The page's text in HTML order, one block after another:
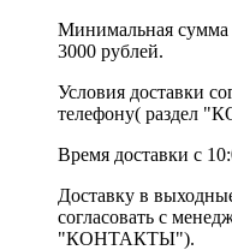
Минимальная сумма
3000 рублей.
Условия доставки
телефону( раздел
Время доставки с
Доставку в
согласовать с
"КОНТАКТЫ").